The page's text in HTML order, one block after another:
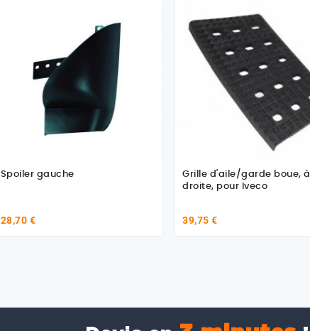
Spoiler gauche
28,70 €
Grille d'aile/garde boue, à
droite, pour Iveco
39,75 €